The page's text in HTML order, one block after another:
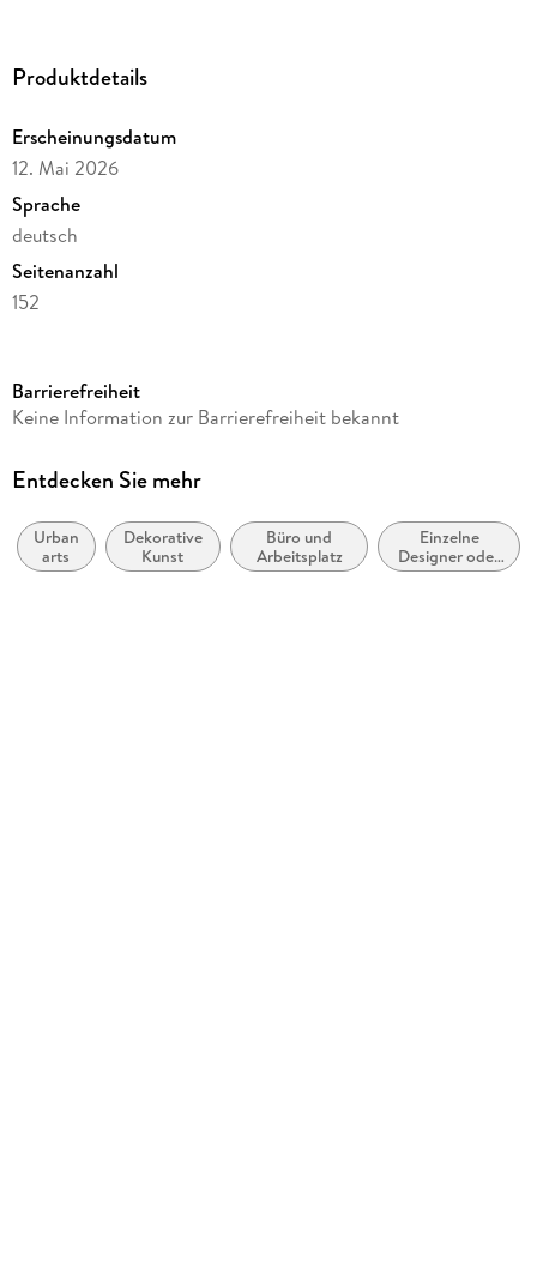
Produktdetails
Erscheinungsdatum
12. Mai 2026
Sprache
deutsch
Seitenanzahl
152
Produktart
Gewicht
Größe (L/B/H)
214/148/18 mm
Barrierefreiheit
Keine Information zur Barrierefreiheit bekannt
Entdecken Sie mehr
Urban
arts
Dekorative
Kunst
Büro und
Arbeitsplatz
Einzelne
Designer oder
Designgruppen